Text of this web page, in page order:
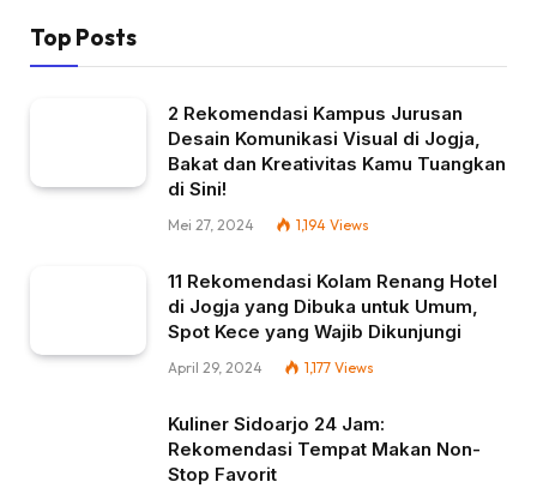
Top Posts
2 Rekomendasi Kampus Jurusan
Desain Komunikasi Visual di Jogja,
Bakat dan Kreativitas Kamu Tuangkan
di Sini!
Mei 27, 2024 1,194 Views
11 Rekomendasi Kolam Renang Hotel
di Jogja yang Dibuka untuk Umum,
Spot Kece yang Wajib Dikunjungi
April 29, 2024 1,177 Views
Kuliner Sidoarjo 24 Jam:
Rekomendasi Tempat Makan Non-
Stop Favorit